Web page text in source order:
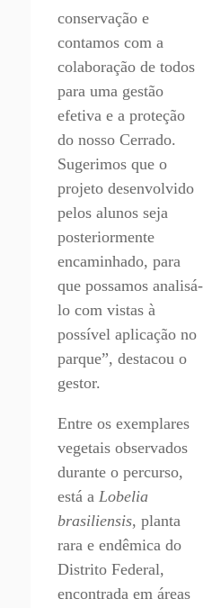
conservação e
contamos com a
colaboração de todos
para uma gestão
efetiva e a proteção
do nosso Cerrado.
Sugerimos que o
projeto desenvolvido
pelos alunos seja
posteriormente
encaminhado, para
que possamos analisá-
lo com vistas à
possível aplicação no
parque”, destacou o
gestor.
Entre os exemplares
vegetais observados
durante o percurso,
está a Lobelia
brasiliensis, planta
rara e endêmica do
Distrito Federal,
encontrada em áreas